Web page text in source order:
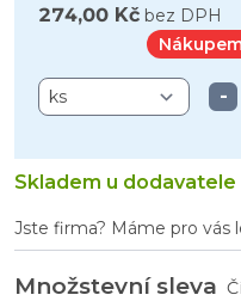
274,00 Kč bez DPH
-
Skladem u dodavatele
Jste firma? Máme pro vás
Množstevní sleva